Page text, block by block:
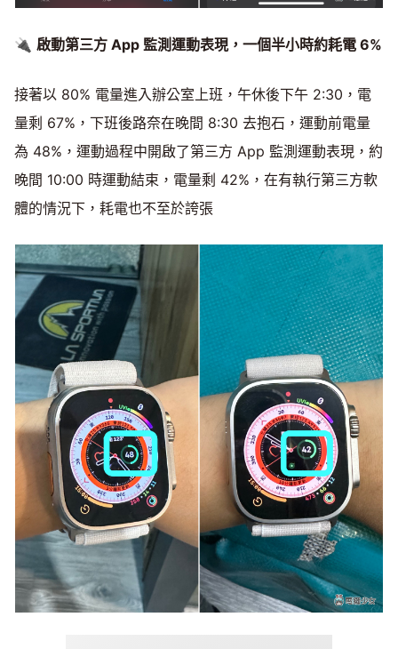
🔌 啟動第三方 App 監測運動表現，一個半小時約耗電 6%
接著以 80% 電量進入辦公室上班，午休後下午 2:30，電
量剩 67%，下班後路奈在晚間 8:30 去抱石，運動前電量
為 48%，運動過程中開啟了第三方 App 監測運動表現，約
晚間 10:00 時運動結束，電量剩 42%，在有執行第三方軟
體的情況下，耗電也不至於誇張